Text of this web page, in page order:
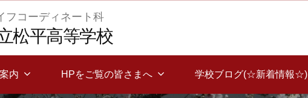
フコーディネート科
松平高等学校
内 HPをご覧の皆さまへ 学校ブログ(☆新着情報☆)